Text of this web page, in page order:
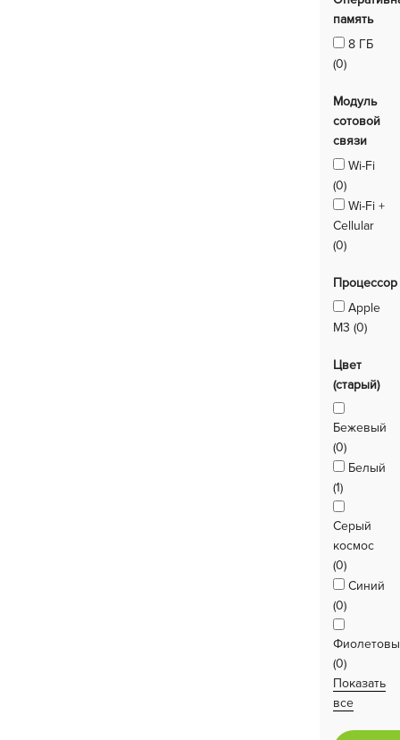
память
8 ГБ
(0)
Модуль
сотовой
связи
Wi-Fi
(0)
Wi-Fi +
Cellular
(0)
Процессор
Apple
M3 (0)
Цвет
(старый)
Бежевый
(0)
Белый
(1)
Серый
космос
(0)
Синий
(0)
(0)
Показать
все